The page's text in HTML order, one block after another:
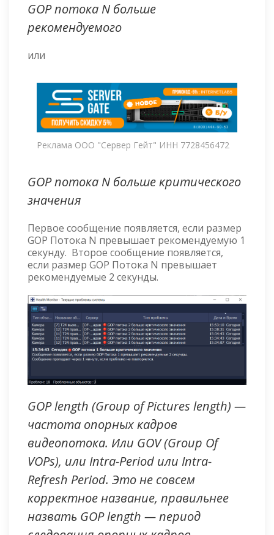
GOP потока N больше
рекомендуемого
или
Реклама ООО "Сервер Гейт" ИНН 7728456472
GOP потока N больше критического
значения
Первое сообщение появляется, если размер
GOP Потока N превышает рекомендуемую 1
секунду. Второе сообщение появляется,
если размер GOP Потока N превышает
рекомендуемые 2 секунды.
GOP length (Group of Pictures length) —
частота опорных кадров
видеопотока. Или GOV (Group Of
VOPs), или Intra-Period или Intra-
Refresh Period. Это не совсем
корректное название, правильнее
назвать GOP length — период